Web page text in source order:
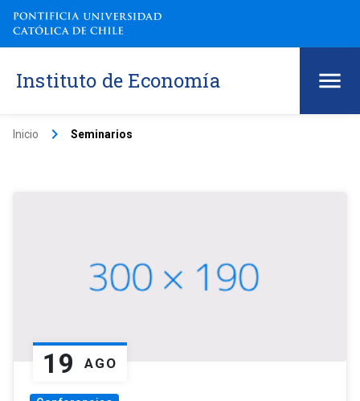
Instituto de Economía
Inicio keyboard_arrow_right Seminarios
19 AGO